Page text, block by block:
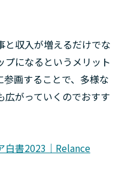
と収入が増えるだけでな
プになるというメリット
画することで、多様な
がっていくのでおすす
白書2023｜Relance